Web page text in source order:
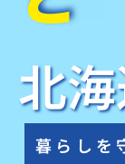
北海
暮らしを